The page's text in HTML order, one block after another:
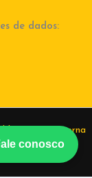
de dados:
conosco
by Equipe interna